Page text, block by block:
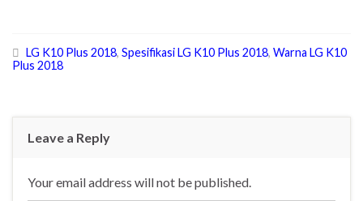
LG K10 Plus 2018, Spesifikasi LG K10 Plus 2018, Warna LG K10
Plus 2018
Leave a Reply
Your email address will not be published.